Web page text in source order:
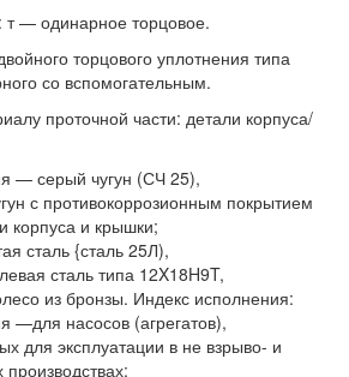
т — одинарное торцовое.
торцового уплотнения типа
со вспомогательным.
проточной части: детали корпуса/
— серый чугун (СЧ 25),
с противокоррозионным покрытием
корпуса и крышки;
сталь {сталь 25Л),
сталь типа 12X18H9T,
из бронзы. Индекс исполнения:
—для насосов (агрегатов),
для эксплуатации в не взрыво- и